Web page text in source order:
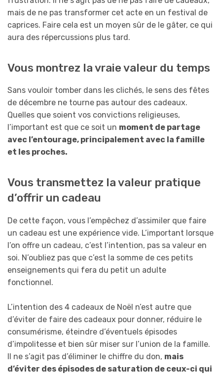
mais de ne pas transformer cet acte en un festival de
caprices. Faire cela est un moyen sûr de le gâter, ce qui
aura des répercussions plus tard.
Vous montrez la vraie valeur du temps
Sans vouloir tomber dans les clichés, le sens des fêtes
de décembre ne tourne pas autour des cadeaux.
Quelles que soient vos convictions religieuses,
l’important est que ce soit un moment de partage
avec l’entourage, principalement avec la famille
et les proches.
Vous transmettez la valeur pratique
d’offrir un cadeau
De cette façon, vous l’empêchez d’assimiler que faire
un cadeau est une expérience vide. L’important lorsque
l’on offre un cadeau, c’est l’intention, pas sa valeur en
soi. N’oubliez pas que c’est la somme de ces petits
enseignements qui fera du petit un adulte
fonctionnel.
L’intention des 4 cadeaux de Noël n’est autre que
d’éviter de faire des cadeaux pour donner, réduire le
consumérisme, éteindre d’éventuels épisodes
d’impolitesse et bien sûr miser sur l’union de la famille.
Il ne s’agit pas d’éliminer le chiffre du don, mais
d’éviter des épisodes de saturation de ceux-ci qui